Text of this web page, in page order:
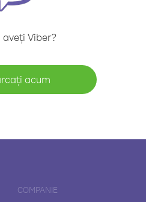
Viber?
acum
COMPANIE